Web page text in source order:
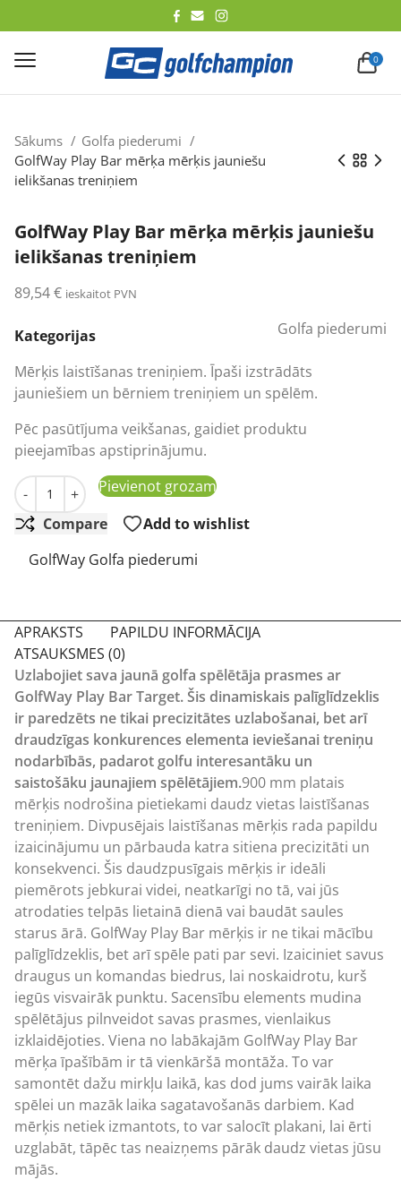
0
Sākums
Golfa piederumi
GolfWay Play Bar mērķa mērķis jauniešu
ielikšanas treniņiem
GolfWay Play Bar mērķa mērķis jauniešu
ielikšanas treniņiem
89,54€ ieskaitot PVN
Kategorijas Golfa piederumi
Mērķis laistīšanas treniņiem. Īpaši izstrādāts
jauniešiem un bērniem treniņiem un spēlēm.
Pēc pasūtījuma veikšanas, gaidiet produktu
pieejamības apstiprinājumu.
-
GolfWay Play Bar mērķa mērķis jauniešu ielikšanas
+
Pievienot grozam
Compare
Add to wishlist
GolfWay Golfa piederumi
APRAKSTS
PAPILDU INFORMĀCIJA
ATSAUKSMES (0)
Uzlabojiet sava jaunā golfa spēlētāja prasmes ar
GolfWay Play Bar Target. Šis dinamiskais palīglīdzeklis
ir paredzēts ne tikai precizitātes uzlabošanai, bet arī
draudzīgas konkurences elementa ieviešanai treniņu
nodarbībās, padarot golfu interesantāku un
saistošāku jaunajiem spēlētājiem.900 mm platais
mērķis nodrošina pietiekami daudz vietas laistīšanas
treniņiem. Divpusējais laistīšanas mērķis rada papildu
izaicinājumu un pārbauda katra sitiena precizitāti un
konsekvenci. Šis daudzpusīgais mērķis ir ideāli
piemērots jebkurai videi, neatkarīgi no tā, vai jūs
atrodaties telpās lietainā dienā vai baudāt saules
starus ārā. GolfWay Play Bar mērķis ir ne tikai mācību
palīglīdzeklis, bet arī spēle pati par sevi. Izaiciniet savus
draugus un komandas biedrus, lai noskaidrotu, kurš
iegūs visvairāk punktu. Sacensību elements mudina
spēlētājus pilnveidot savas prasmes, vienlaikus
izklaidējoties. Viena no labākajām GolfWay Play Bar
mērķa īpašībām ir tā vienkāršā montāža. To var
samontēt dažu mirkļu laikā, kas dod jums vairāk laika
spēlei un mazāk laika sagatavošanās darbiem. Kad
mērķis netiek izmantots, to var salocīt plakani, lai ērti
uzglabāt, tāpēc tas neaizņems pārāk daudz vietas jūsu
mājās.